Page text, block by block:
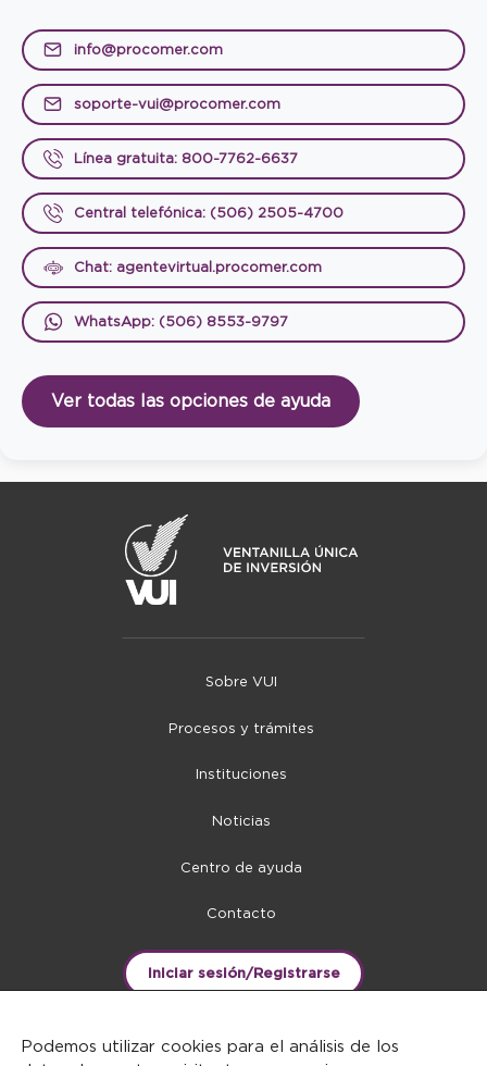
info@procomer.com
soporte-vui@procomer.com
Línea gratuita: 800-7762-6637
Central telefónica: (506) 2505-4700
Chat: agentevirtual.procomer.com
WhatsApp: (506) 8553-9797
Ver todas las opciones de ayuda
Sobre VUI
Procesos y trámites
Instituciones
Noticias
Centro de ayuda
Contacto
Iniciar sesión/Registrarse
Podemos utilizar cookies para el análisis de los